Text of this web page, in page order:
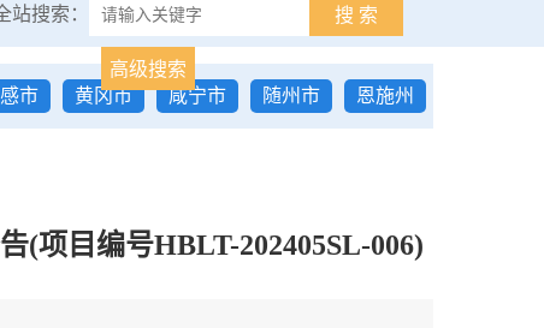
站搜索： 搜 索
高级搜索
市 黄冈市 咸宁市 随州市
恩施州
(项目编号HBLT-202405SL-006)